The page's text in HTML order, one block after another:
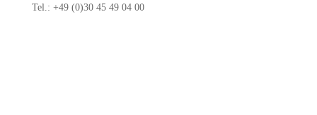
Tel.: +49 (0)30 45 49 04 00